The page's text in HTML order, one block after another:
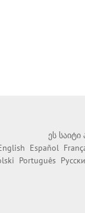
ეს საიტი
Español
Português